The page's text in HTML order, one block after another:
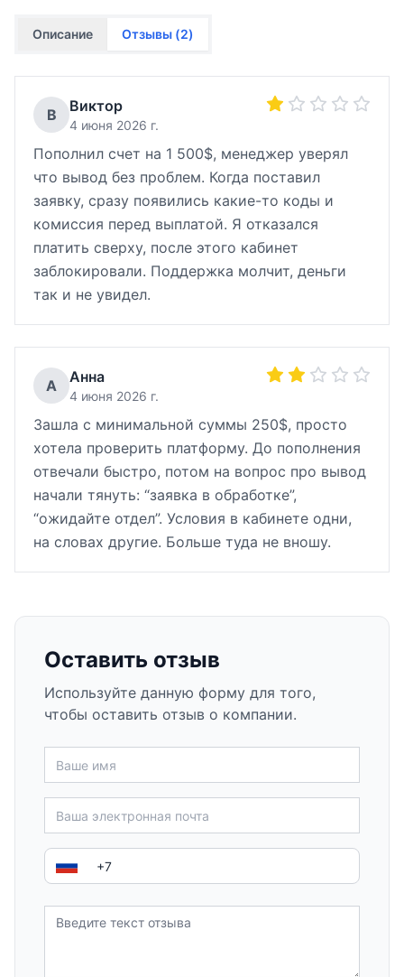
Описание Отзывы (2)
В Виктор
4 июня 2026 г.
Пополнил счет на 1 500$, менеджер уверял
что вывод без проблем. Когда поставил
заявку, сразу появились какие-то коды и
комиссия перед выплатой. Я отказался
платить сверху, после этого кабинет
заблокировали. Поддержка молчит, деньги
так и не увидел.
А Анна
4 июня 2026 г.
Зашла с минимальной суммы 250$, просто
хотела проверить платформу. До пополнения
отвечали быстро, потом на вопрос про вывод
начали тянуть: “заявка в обработке”,
“ожидайте отдел”. Условия в кабинете одни,
на словах другие. Больше туда не вношу.
Оставить отзыв
Используйте данную форму для того,
чтобы оставить отзыв о компании.